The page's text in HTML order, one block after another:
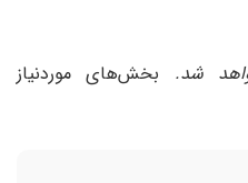
شد.
بخش‌های موردنیاز